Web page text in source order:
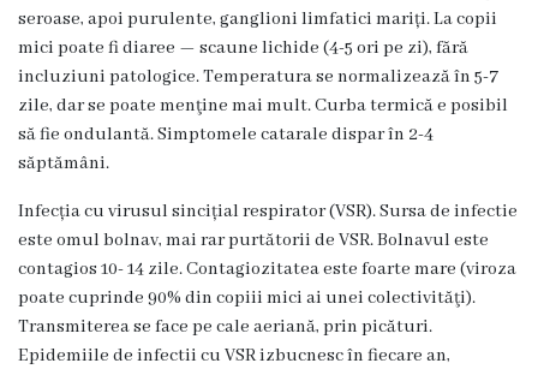
muncă
Donații
Anticorupție
Declarații
răspundere
managerială
seroase, apoi purulente, ganglioni limfatici mariți. La copii
mici poate fi diaree — scaune lichide (4-5 ori pe zi), fără
incluziuni patologice. Temperatura se normalizează în 5-7
zile, dar se poate menţine mai mult. Curba termică e posibil
să fie ondulantă. Simptomele catarale dispar în 2-4
săptămâni.
Infecția cu virusul sincițial respirator (VSR). Sursa de infectie
este omul bolnav, mai rar purtătorii de VSR. Bolnavul este
contagios 10- 14 zile. Contagiozitatea este foarte mare (viroza
poate cuprinde 90% din copiii mici ai unei colectivităţi).
Transmiterea se face pe cale aeriană, prin picături.
Epidemiile de infectii cu VSR izbucnesc în fiecare an,